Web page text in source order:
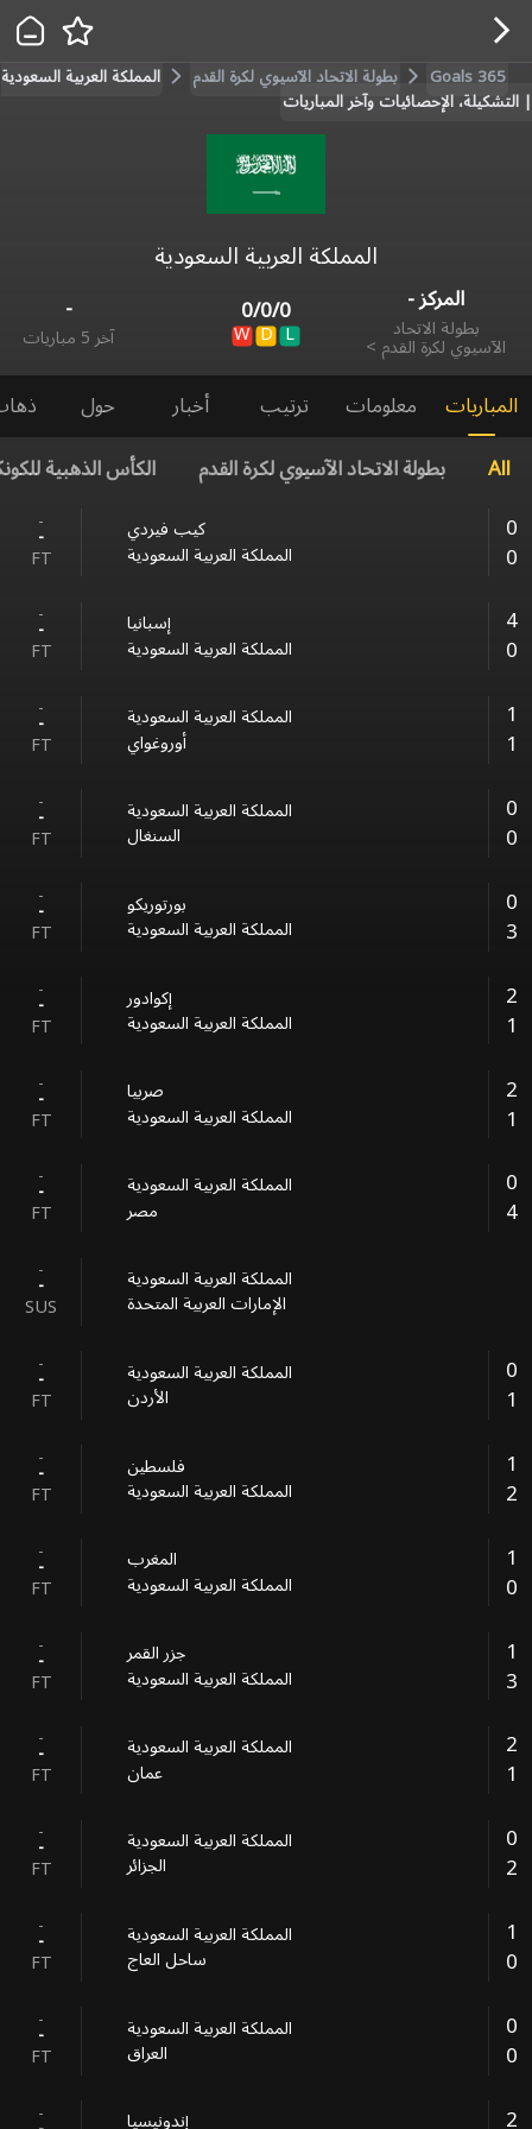
Goals 365 بطولة الاتحاد الآسيوي لكرة القدم المملكة العربية السعودية
| التشكيلة، الإحصائيات وآخر المباريات
المملكة العربية السعودية
المركز-
بطولة الاتحاد
الآسيوي لكرة القدم>
0/0/0
W D L
-
آخر 5 مباريات
المباريات معلومات ترتيب أخبار حول
All
بطولة الاتحاد الآسيوي لكرة القدم الكأس الذهبية
--
FT
كيب فيردي
المملكة العربية السعودية
0
0
--
FT
إسبانيا
المملكة العربية السعودية
4
0
--
FT
المملكة العربية السعودية
أوروغواي
1
1
--
FT
المملكة العربية السعودية
السنغال
0
0
--
FT
بورتوريكو
المملكة العربية السعودية
0
3
--
FT
إكوادور
المملكة العربية السعودية
2
1
--
FT
صربيا
المملكة العربية السعودية
2
1
--
FT
المملكة العربية السعودية
مصر
0
4
--
SUS
المملكة العربية السعودية
الإمارات العربية المتحدة
--
FT
المملكة العربية السعودية
الأردن
0
1
--
FT
فلسطين
المملكة العربية السعودية
1
2
--
FT
المغرب
المملكة العربية السعودية
1
0
--
FT
جزر القمر
المملكة العربية السعودية
1
3
--
FT
المملكة العربية السعودية
عمان
2
1
--
FT
المملكة العربية السعودية
الجزائر
0
2
--
FT
المملكة العربية السعودية
ساحل العاج
1
0
--
FT
المملكة العربية السعودية
العراق
0
0
- 2